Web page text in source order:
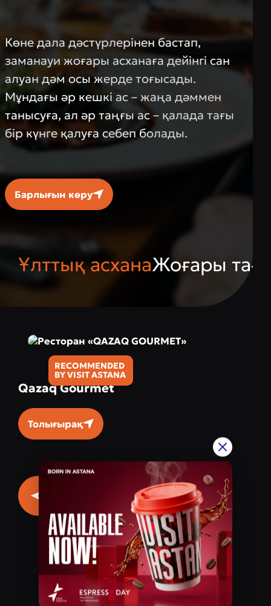
Көне дала дәстүрлерінен бастап,
заманауи жоғары асханаға дейінгі сан
алуан дәм осы жерде тоғысады.
Мұндағы әр кешкі ас – жаңа дәммен
танысуға, ал әр таңғы ас – қалада тағы
бір күнге қалуға себеп болады.
Барлығын көру
Ұлттық асханаЖоғары
RECOMMENDED
BY VISIT ASTANA
Qazaq Gourmet
Толығырақ